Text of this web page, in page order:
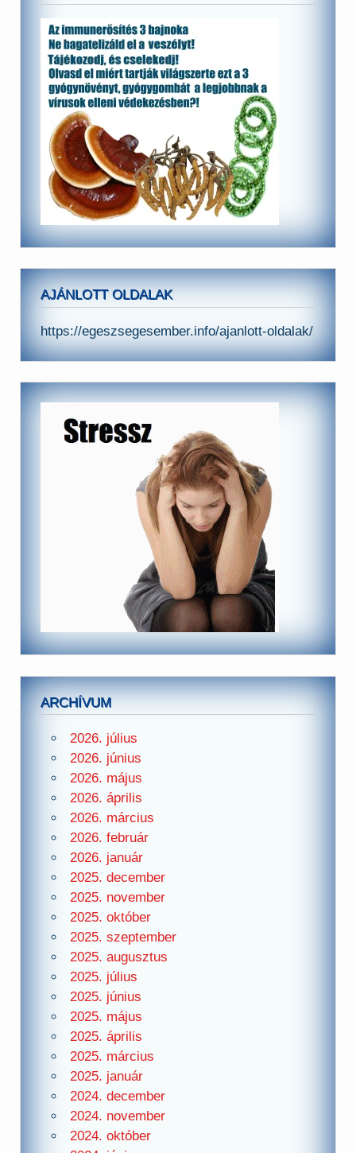
AJÁNLOTT OLDALAK
https://egeszsegesember.info/ajanlott-oldalak/
ARCHÍVUM
2026. július
2026. június
2026. május
2026. április
2026. március
2026. február
2026. január
2025. december
2025. november
2025. október
2025. szeptember
2025. augusztus
2025. július
2025. június
2025. május
2025. április
2025. március
2025. január
2024. december
2024. november
2024. október